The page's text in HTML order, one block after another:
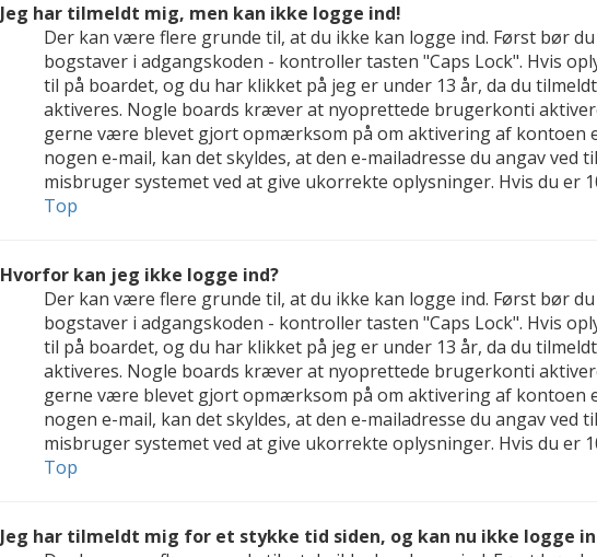
Jeg har tilmeldt mig, men kan ikke logge ind!
Der kan være flere grunde til, at du ikke kan logge ind. Først bør
bogstaver i adgangskoden - kontroller tasten "Caps Lock". Hvis
til på boardet, og du har klikket på jeg er under 13 år, da du
aktiveres. Nogle boards kræver at nyoprettede brugerkonti
gerne være blevet gjort opmærksom på om aktivering af kontoen
nogen e-mail, kan det skyldes, at den e-mailadresse du angav
misbruger systemet ved at give ukorrekte oplysninger. Hvis du
Top
Hvorfor kan jeg ikke logge ind?
Der kan være flere grunde til, at du ikke kan logge ind. Først bør
bogstaver i adgangskoden - kontroller tasten "Caps Lock". Hvis
til på boardet, og du har klikket på jeg er under 13 år, da du
aktiveres. Nogle boards kræver at nyoprettede brugerkonti
gerne være blevet gjort opmærksom på om aktivering af kontoen
nogen e-mail, kan det skyldes, at den e-mailadresse du angav
misbruger systemet ved at give ukorrekte oplysninger. Hvis du
Top
Jeg har tilmeldt mig for et stykke tid siden, og kan nu ikke logge